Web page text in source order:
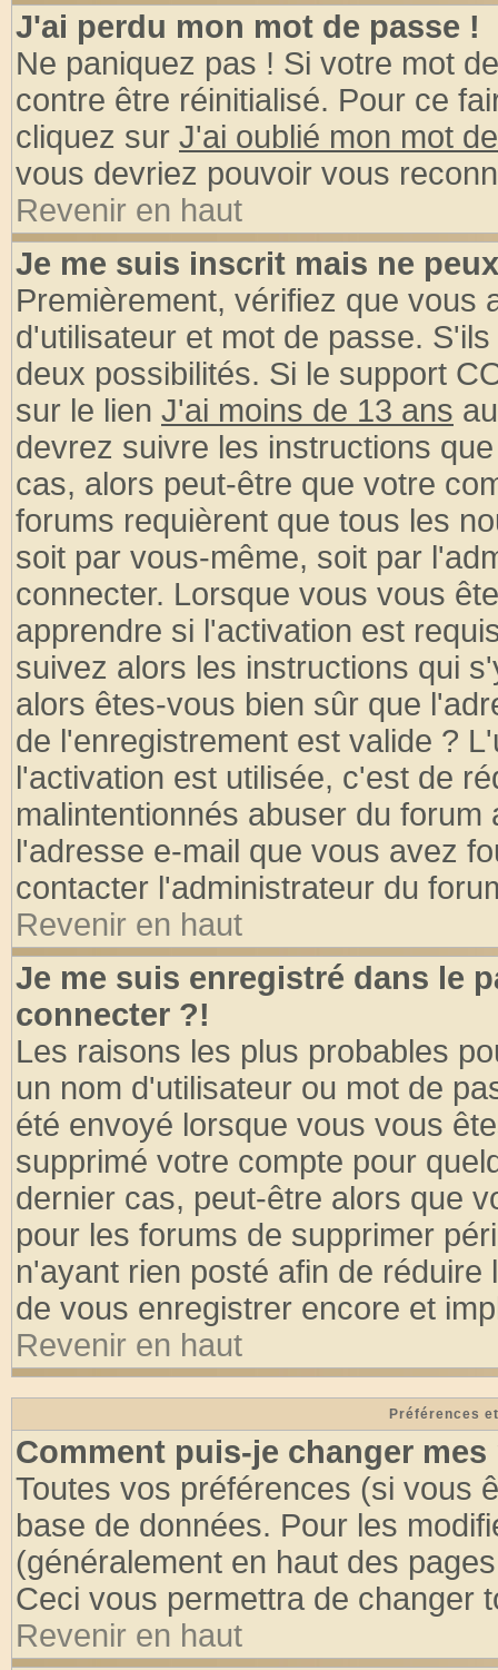
J'ai perdu mon mot de passe !
Ne paniquez pas ! Si votre mot
contre être réinitialisé. Pour ce
cliquez sur J'ai oublié mon mot
vous devriez pouvoir vous
Revenir en haut
Je me suis inscrit mais ne
Premièrement, vérifiez que vous
d'utilisateur et mot de passe.
deux possibilités. Si le support
sur le lien J'ai moins de 13 ans
devrez suivre les instructions
cas, alors peut-être que votre
forums requièrent que tous les
soit par vous-même, soit par
connecter. Lorsque vous vous
apprendre si l'activation est
suivez alors les instructions qui
alors êtes-vous bien sûr que
de l'enregistrement est valide ?
l'activation est utilisée, c'est de
malintentionnés abuser du
l'adresse e-mail que vous avez
contacter l'administrateur du
Revenir en haut
Je me suis enregistré dans le
connecter ?!
Les raisons les plus probables
un nom d'utilisateur ou mot de
été envoyé lorsque vous vous
supprimé votre compte pour
dernier cas, peut-être alors que
pour les forums de supprimer
n'ayant rien posté afin de
de vous enregistrer encore et
Revenir en haut
Préférences
Comment puis-je changer mes
Toutes vos préférences (si vous
base de données. Pour les
(généralement en haut des
Ceci vous permettra de changer
Revenir en haut